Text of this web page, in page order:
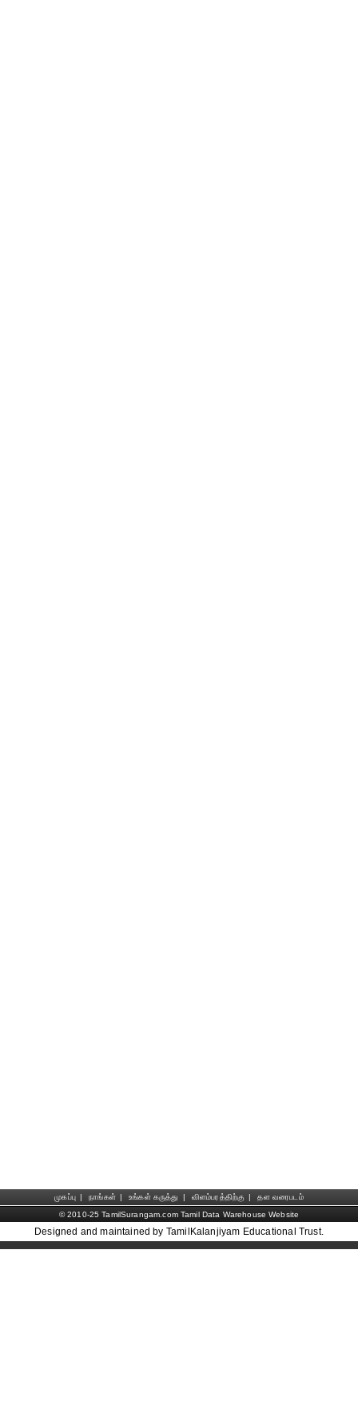
முகப்பு | நாங்கள் | உங்கள் கருத்து | விளம்பரத்திற்கு |
தள வரைபடம்
© 2010-25 TamilSurangam.com Tamil Data Warehouse Website
Designed and maintained by TamilKalanjiyam Educational Trust.